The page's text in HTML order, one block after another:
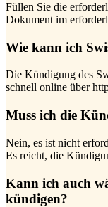
Füllen Sie die
Dokument im
Wie kann ich
Die Kündigung des
schnell online über
Muss ich die
Nein, es ist nicht
Es reicht, die
Kann ich auch
kündigen?